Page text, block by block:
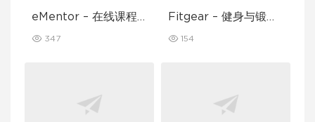
eMentor – 在线课程
UI Kit
347
Fitgear – 健身与锻炼
154